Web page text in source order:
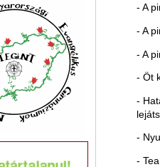
- A
- A
- A
- Öt
-
-
-